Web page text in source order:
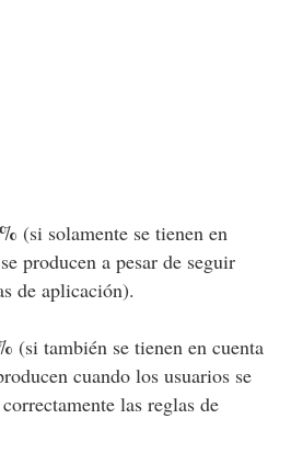
(si solamente se tienen en
producen a pesar de seguir
de aplicación).
(si también se tienen en cuenta
cuando los usuarios se
las reglas de